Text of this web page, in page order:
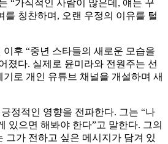
“가식적인 사람이 많은데, 얘는 꾸
를 칭찬하며, 오랜 우정의 이유를 털
후 “중년 스타들의 새로운 모습을
졌다. 실제로 윤미라와 전원주는 선
로 개인 유튜브 채널을 개설하며 새
정적인 영향을 전파한다. 그는 “나
있으면 해봐야 한다”고 말한다. 그의
그가 전하고 싶은 메시지가 담겨 있